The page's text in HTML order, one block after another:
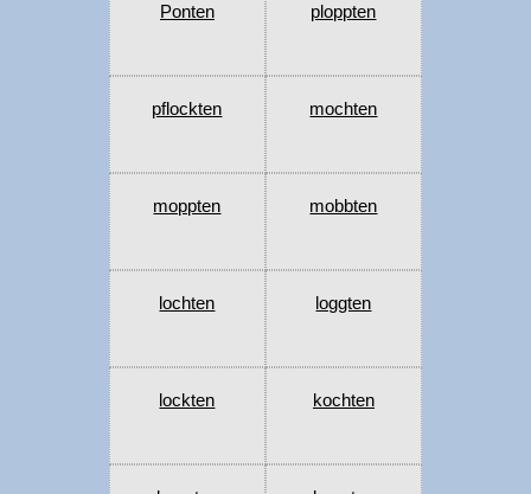
Ponten ploppten
pflockten mochten
moppten mobbten
lochten loggten
lockten kochten